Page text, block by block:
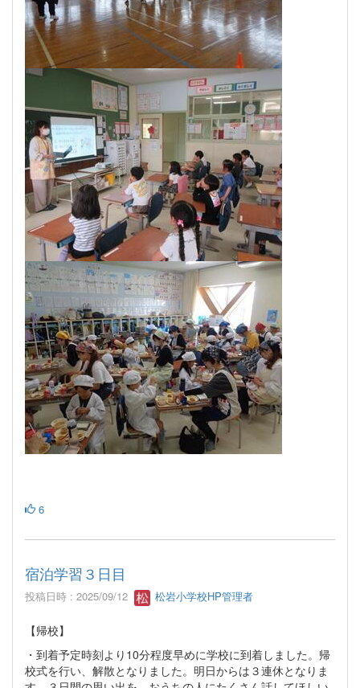
6
宿泊学習３日目
投稿日時 : 2025/09/12 松岩小学校HP管理者
【帰校】
・到着予定時刻より10分程度早めに学校に到着しました。帰
校式を行い、解散となりました。明日からは３連休となりま